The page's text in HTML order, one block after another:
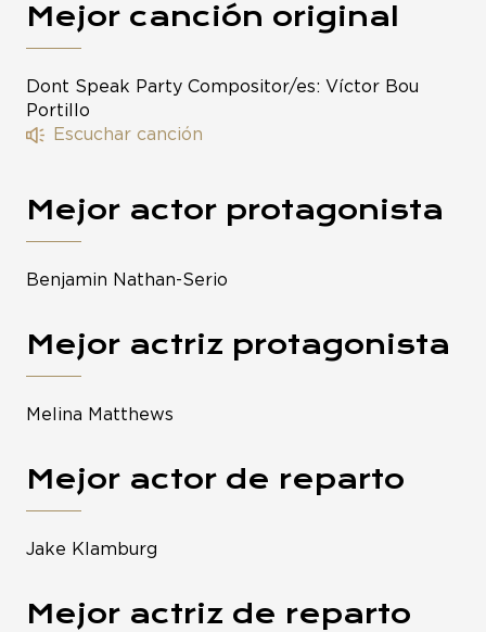
Mejor canción original
Dont Speak Party Compositor/es: Víctor Bou
Portillo
Escuchar canción
Mejor actor protagonista
Benjamin Nathan-Serio
Mejor actriz protagonista
Melina Matthews
Mejor actor de reparto
Jake Klamburg
Mejor actriz de reparto